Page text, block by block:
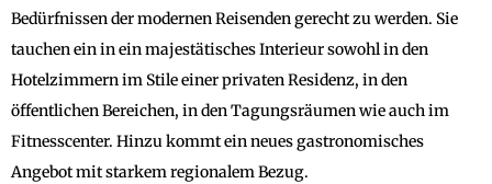
Bedürfnissen der modernen Reisenden gerecht zu werden. Sie
tauchen ein in ein majestätisches Interieur sowohl in den
Hotelzimmern im Stile einer privaten Residenz, in den
öffentlichen Bereichen, in den Tagungsräumen wie auch im
Fitnesscenter. Hinzu kommt ein neues gastronomisches
Angebot mit starkem regionalem Bezug.